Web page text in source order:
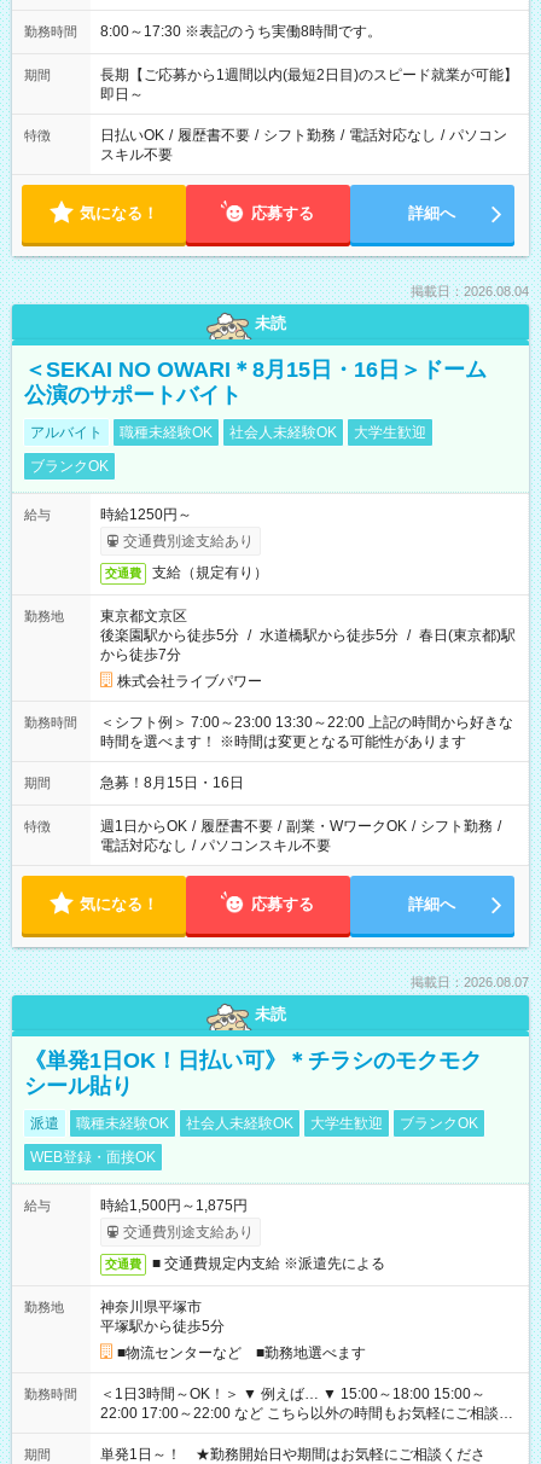
勤務時間 8:00～17:30 ※表記のうち実働8時間です。
期間
長期【ご応募から1週間以内(最短2日目)のスピード就業が可能】
即日～
特徴 日払いOK / 履歴書不要 / シフト勤務 / 電話対応なし / パソコン
スキル不要
気になる！ 応募する 詳細へ
掲載日：2026.08.04
未読
＜SEKAI NO OWARI＊8月15日・16日＞ドーム
公演のサポートバイト
アルバイト 職種未経験OK 社会人未経験OK
大学生歓迎
ブランクOK
給与
時給1250円～
交通費別途支給あり
交通費 支給（規定有り）
勤務地
東京都文京区
後楽園駅から徒歩5分 / 水道橋駅から徒歩5分 / 春日(東京都)駅
から徒歩7分
株式会社ライブパワー
勤務時間
＜シフト例＞ 7:00～23:00 13:30～22:00 上記の時間から好きな
時間を選べます！ ※時間は変更となる可能性があります
期間 急募！8月15日・16日
特徴 週1日からOK / 履歴書不要 / 副業・WワークOK / シフト勤務 /
電話対応なし / パソコンスキル不要
気になる！ 応募する 詳細へ
掲載日：2026.08.07
未読
《単発1日OK！日払い可》＊チラシのモクモク
シール貼り
派遣 職種未経験OK 社会人未経験OK 大学生歓迎
ブランクOK
WEB登録・面接OK
給与
時給1,500円～1,875円
交通費別途支給あり
交通費 ■ 交通費規定内支給 ※派遣先による
勤務地
神奈川県平塚市
平塚駅から徒歩5分
■物流センターなど ■勤務地選べます
勤務時間
＜1日3時間～OK！＞ ▼ 例えば… ▼ 15:00～18:00 15:00～
22:00 17:00～22:00 など こちら以外の時間もお気軽にご相談く
ださい！
期間
単発1日～！ ★勤務開始日や期間はお気軽にご相談くださ